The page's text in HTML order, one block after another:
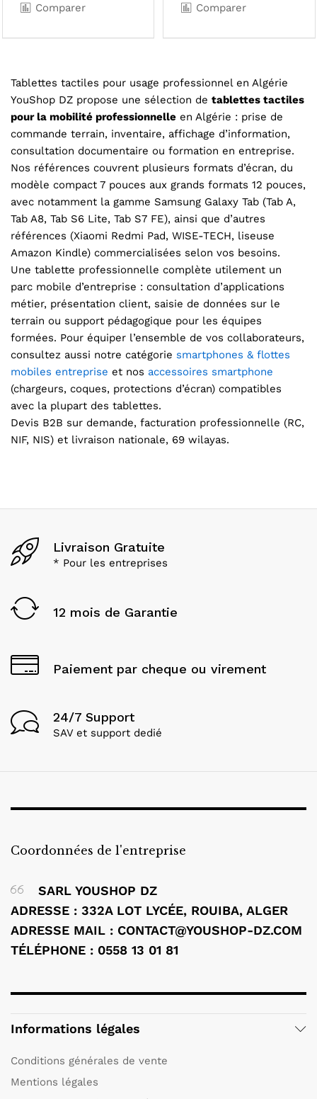
Comparer Comparer
Tablettes tactiles pour usage professionnel en Algérie
YouShop DZ propose une sélection de tablettes tactiles
pour la mobilité professionnelle en Algérie : prise de
commande terrain, inventaire, affichage d’information,
consultation documentaire ou formation en entreprise.
Nos références couvrent plusieurs formats d’écran, du
modèle compact 7 pouces aux grands formats 12 pouces,
avec notamment la gamme Samsung Galaxy Tab (Tab A,
Tab A8, Tab S6 Lite, Tab S7 FE), ainsi que d’autres
références (Xiaomi Redmi Pad, WISE-TECH, liseuse
Amazon Kindle) commercialisées selon vos besoins.
Une tablette professionnelle complète utilement un
parc mobile d’entreprise : consultation d’applications
métier, présentation client, saisie de données sur le
terrain ou support pédagogique pour les équipes
formées. Pour équiper l’ensemble de vos collaborateurs,
consultez aussi notre catégorie smartphones & flottes
mobiles entreprise et nos accessoires smartphone
(chargeurs, coques, protections d’écran) compatibles
avec la plupart des tablettes.
Devis B2B sur demande, facturation professionnelle (RC,
NIF, NIS) et livraison nationale, 69 wilayas.
Livraison Gratuite
* Pour les entreprises
12 mois de Garantie
Paiement par cheque ou virement
24/7 Support
SAV et support dedié
Coordonnées de l'entreprise
SARL YOUSHOP DZ
ADRESSE : 332A LOT LYCÉE, ROUIBA, ALGER
ADRESSE MAIL : CONTACT@YOUSHOP-DZ.COM
TÉLÉPHONE : 0558 13 01 81
Informations légales
Conditions générales de vente
Mentions légales